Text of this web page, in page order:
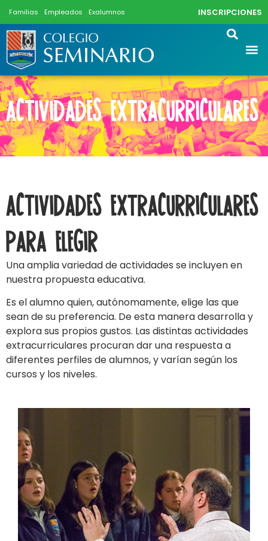
Familias Empleados Exalumnos INSCRIPCIONES
Actividades extracurriculares
actividades extracurriculares
para elegir
Una amplia variedad de actividades se incluyen en
nuestra propuesta educativa.
Es el alumno quien, autónomamente, elige las que
sean de su preferencia. De esta manera desarrolla y
explora sus propios gustos. Las distintas actividades
extracurriculares procuran dar una respuesta a
diferentes perfiles de alumnos, y varían según los
cursos y los niveles.